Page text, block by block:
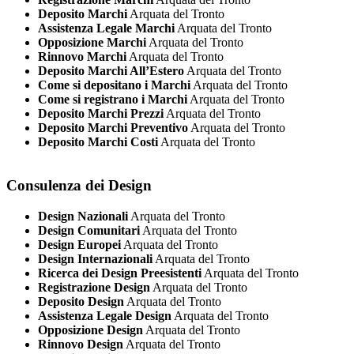
Deposito Marchi Arquata del Tronto
Assistenza Legale Marchi Arquata del Tronto
Opposizione Marchi Arquata del Tronto
Rinnovo Marchi Arquata del Tronto
Deposito Marchi All’Estero Arquata del Tronto
Come si depositano i Marchi Arquata del Tronto
Come si registrano i Marchi Arquata del Tronto
Deposito Marchi Prezzi Arquata del Tronto
Deposito Marchi Preventivo Arquata del Tronto
Deposito Marchi Costi Arquata del Tronto
Consulenza dei Design
Design Nazionali Arquata del Tronto
Design Comunitari Arquata del Tronto
Design Europei Arquata del Tronto
Design Internazionali Arquata del Tronto
Ricerca dei Design Preesistenti Arquata del Tronto
Registrazione Design Arquata del Tronto
Deposito Design Arquata del Tronto
Assistenza Legale Design Arquata del Tronto
Opposizione Design Arquata del Tronto
Rinnovo Design Arquata del Tronto